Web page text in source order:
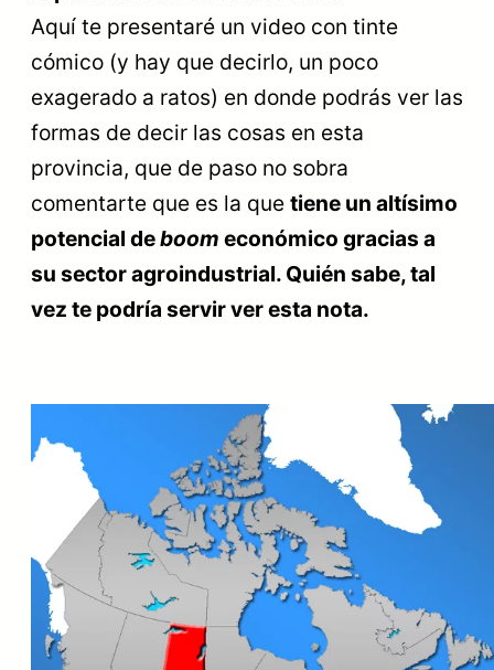
Aquí te presentaré un video con tinte
cómico (y hay que decirlo, un poco
exagerado a ratos) en donde podrás ver las
formas de decir las cosas en esta
provincia, que de paso no sobra
comentarte que es la que tiene un altísimo
potencial deboom económico gracias a
su sector agroindustrial. Quién sabe, tal
vez te podría servir ver esta nota.